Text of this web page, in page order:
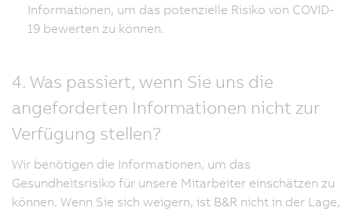
Informationen, um das potenzielle Risiko von COVID-
19 bewerten zu können.
4. Was passiert, wenn Sie uns die
angeforderten Informationen nicht zur
Verfügung stellen?
Wir benötigen die Informationen, um das
Gesundheitsrisiko für unsere Mitarbeiter einschätzen zu
können. Wenn Sie sich weigern, ist B&R nicht in der Lage,